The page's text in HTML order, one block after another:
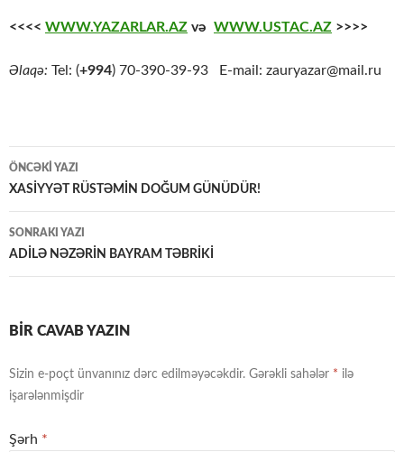
<<<< WWW.YAZARLAR.AZ və WWW.USTAC.AZ >>>>
Əlaqə: Tel: (+994) 70-390-39-93 E-mail: zauryazar@mail.ru
Yazılar
üzrə
naviqasiya
ÖNCƏKI YAZI
XASİYYƏT RÜSTƏMİN DOĞUM GÜNÜDÜR!
SONRAKI YAZI
ADİLƏ NƏZƏRİN BAYRAM TƏBRİKİ
BIR CAVAB YAZIN
Sizin e-poçt ünvanınız dərc edilməyəcəkdir. Gərəkli sahələr * ilə
işarələnmişdir
Şərh *